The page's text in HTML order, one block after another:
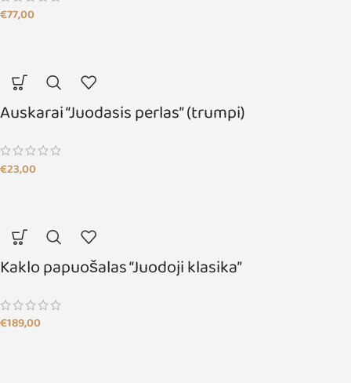
€77,00
Auskarai “Juodasis perlas” (trumpi)
€23,00
Kaklo papuošalas “Juodoji klasika”
€189,00